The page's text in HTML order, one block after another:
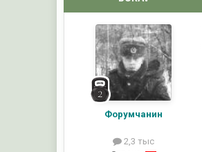
Форумчанин
2,3 тыс